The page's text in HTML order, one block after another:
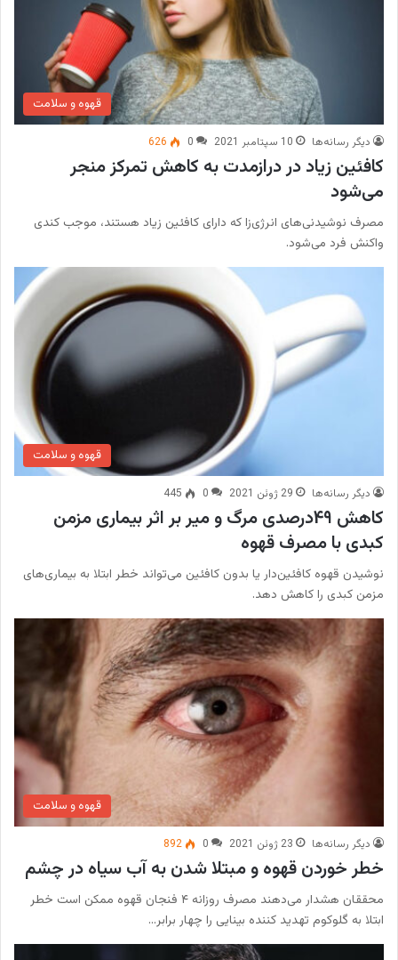
قهوه و سلامت
دیگر رسانه‌ها 10 سپتامبر 2021 0
626
کافئین زیاد در درازمدت به کاهش تمرکز منجر
می‌شود
مصرف نوشیدنی‌های انرژی‌زا که دارای کافئین زیاد هستند، موجب کندی
واکنش فرد می‌شود.
قهوه و سلامت
دیگر رسانه‌ها 29 ژوئن 2021 0
445
کاهش ۴۹درصدی مرگ و میر بر اثر بیماری مزمن
کبدی با مصرف قهوه
نوشیدن قهوه کافئین‌دار یا بدون کافئین می‌تواند خطر ابتلا به بیماری‌های
مزمن کبدی را کاهش دهد.
قهوه و سلامت
دیگر رسانه‌ها 23 ژوئن 2021 0
892
خطر خوردن قهوه و مبتلا شدن به آب سیاه در چشم
محققان هشدار می‌دهند مصرف روزانه ۴ فنجان قهوه ممکن است خطر
ابتلا به گلوکوم تهدید کننده بینایی را چهار برابر…